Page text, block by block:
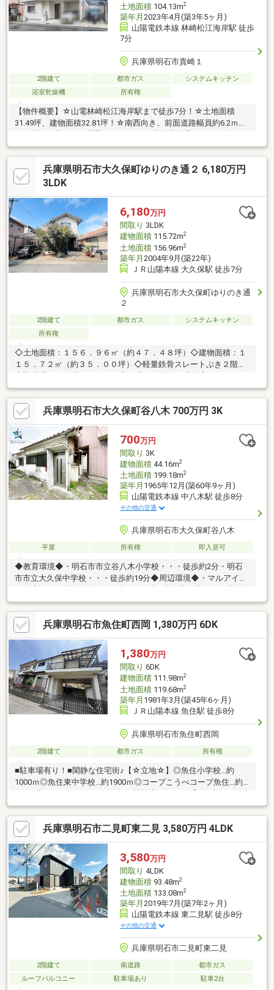
土地面積104.13m2
築年月 2023年4月(築3年5ヶ月)
山陽電鉄本線 林崎松江海岸駅 徒歩
7分
兵庫県明石市貴崎１
2階建て 都市ガス
システムキッチン
浴室乾燥機
所有権
【物件概要】☆山電林崎松江海岸駅まで徒歩7分！☆土地面積
31.49坪、建物面積32.81坪！☆南西向き、前面道路幅員約6.2ｍ！
玄関には便利な土間収納！☆カーポート有！（車種による）☆全
居室収納かつウォークインクローゼットもあるため、収納量が豊
富です！兵庫県明石市大久保町ゆりのき通２ 6,180万円
3LDK
6,180万円
間取り 3LDK
建物面積115.72m2
土地面積156.96m2
築年月 2004年9月(築22年)
ＪＲ山陽本線 大久保駅 徒歩7分
兵庫県明石市大久保町ゆりのき通
２
2階建て 都市ガス
システムキッチン
所有権
◇土地面積：１５６．９６㎡（約４７．４８坪）◇建物面積：１
１５．７２㎡（約３５．００坪）◇軽量鉄骨スレートぶき２階建
した１坪以上タイプの浴室◇広々としたＬＤＫ約２１．２帖◇南
東向きの為、日当たり良好◇徒歩圏内に商業施設あり◇2025年12
月 給湯器交換兵庫県明石市大久保町谷八木 700万円 3K
700万円
間取り 3K
建物面積44.16m2
土地面積199.18m2
築年月 1965年12月(築60年9ヶ月)
山陽電鉄本線 中八木駅 徒歩8分
その他の交通
兵庫県明石市大久保町谷八木
平屋 所有権 即入居可
◆教育環境◆・明石市市立谷八木小学校・・・徒歩約2分・明石
市市立大久保中学校・・・徒歩約19分◆周辺環境◆・マルアイ中
14分◆担当スタッフから◆5STAR HOMEでは物件を内見だけでな
く街並みや近隣の雰囲気など一緒に体感していただけます。ご検
討地域の環境状況に自信のないお客様からご好評いただいている
当社のサービスの一つです。
兵庫県明石市魚住町西岡 1,380万円 6DK
1,380万円
間取り 6DK
建物面積111.98m2
土地面積119.68m2
築年月 1981年3月(築45年6ヶ月)
ＪＲ山陽本線 魚住駅 徒歩8分
兵庫県明石市魚住町西岡
2階建て 都市ガス 所有権
■駐車場有り！■閑静な住宅街♪【☆立地☆】◎魚住小学校…約
1000ｍ◎魚住東中学校…約1900ｍ◎コープこうべコープ魚住…約
ン明石魚住駅前店…約600ｍ◎魚住モール…約650ｍ
兵庫県明石市二見町東二見 3,580万円 4LDK
3,580万円
間取り 4LDK
建物面積93.48m2
土地面積133.08m2
築年月 2019年7月(築7年2ヶ月)
山陽電鉄本線 東二見駅 徒歩8分
その他の交通
兵庫県明石市二見町東二見
2階建て 南道路
都市ガス
ルーフバルコニー
駐車場あり 駐車2台